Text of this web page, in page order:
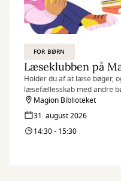
FOR BØRN
Læseklubben på
Holder du af at læse bøger,
læsefællesskab med andre
Magion Biblioteket
31. august 2026
14:30 - 15:30